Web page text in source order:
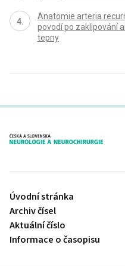
Anatomie arteria
povodí po zaklipování
tepny
proLékaře.cz
Úvodní stránka
Archiv čísel
Aktuální číslo
Informace o časopisu